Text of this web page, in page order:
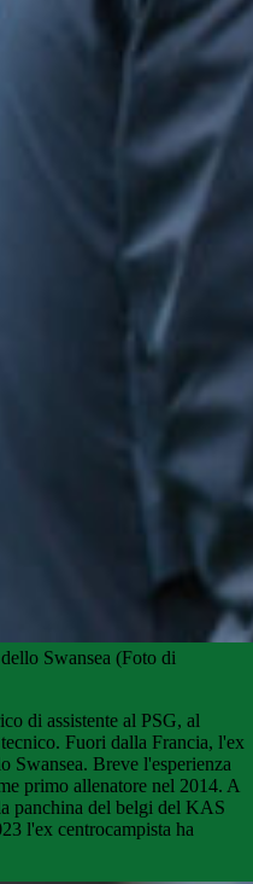
Swansea (Foto di
di assistente al PSG, al
Fuori dalla Francia, l'ex
Swansea. Breve l'esperienza
primo allenatore nel 2014. A
panchina del belgi del KAS
l'ex centrocampista ha